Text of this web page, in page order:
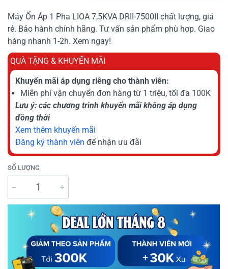
Máy Ổn Áp 1 Pha LIOA 7,5KVA DRII-7500II chất lượng, giá
rẻ. Bảo hành chính hãng. Tư vấn sản phẩm phù hợp. Giao
hàng nhanh 1-2h. Xem ngay!
QUÀ TẶNG & KHUYẾN MÃI
Khuyến mãi áp dụng riêng cho thành viên:
Miễn phí vận chuyển đơn hàng từ 1 triệu, tối đa 100K
Lưu ý: các chương trình khuyến mãi không áp dụng
đồng thời
Xem thêm khuyến mãi
Đăng ký thành viên để nhận ưu đãi
SỐ LƯỢNG